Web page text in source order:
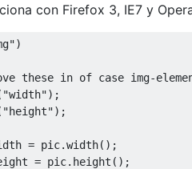
con Firefox 3, IE7 y
)
these in of case img-
"width");
"height");
= pic.width();
= pic. height ();